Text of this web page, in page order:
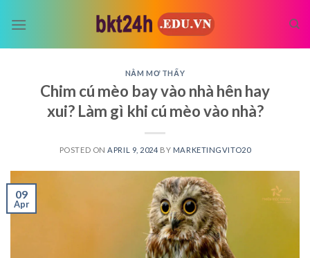
NẰM MƠ THẤY
Chim cú mèo bay vào nhà hên hay
xui? Làm gì khi cú mèo vào nhà?
POSTED ON APRIL 9, 2024 BY MARKETINGVITO20
09
Apr